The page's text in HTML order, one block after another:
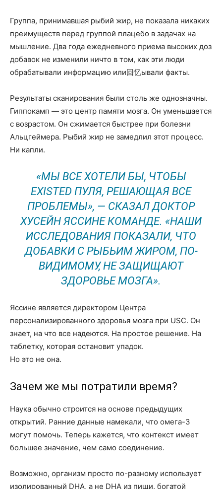
Группа, принимавшая рыбий жир, не показала никаких
преимуществ перед группой плацебо в задачах на
мышление. Два года ежедневного приема высоких доз
добавок не изменили ничто в том, как эти люди
обрабатывали информацию или回忆ывали факты.
Результаты сканирования были столь же однозначны.
Гиппокамп — это центр памяти мозга. Он уменьшается
с возрастом. Он сжимается быстрее при болезни
Альцгеймера. Рыбий жир не замедлил этот процесс.
Ни капли.
«МЫ ВСЕ ХОТЕЛИ БЫ, ЧТОБЫ
EXISTED ПУЛЯ, РЕШАЮЩАЯ ВСЕ
ПРОБЛЕМЫ», — СКАЗАЛ ДОКТОР
ХУСЕЙН ЯССИНЕ КОМАНДЕ. «НАШИ
ИССЛЕДОВАНИЯ ПОКАЗАЛИ, ЧТО
ДОБАВКИ С РЫБЬИМ ЖИРОМ, ПО-
ВИДИМОМУ, НЕ ЗАЩИЩАЮТ
ЗДОРОВЬЕ МОЗГА».
Яссине является директором Центра
персонализированного здоровья мозга при USC. Он
знает, на что все надеются. На простое решение. На
таблетку, которая остановит упадок.
Но это не она.
Зачем же мы потратили время?
Наука обычно строится на основе предыдущих
открытий. Ранние данные намекали, что омега-3
могут помочь. Теперь кажется, что контекст имеет
большее значение, чем само соединение.
Возможно, организм просто по-разному использует
изолированный DHA, а не DHA из пищи, богатой